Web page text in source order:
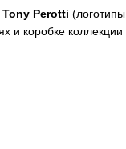
Tony Perotti (логотипы
и коробке коллекции